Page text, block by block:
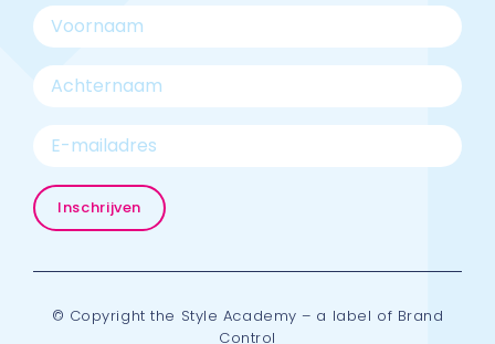
© Copyright the Style Academy – a label of Brand
Control